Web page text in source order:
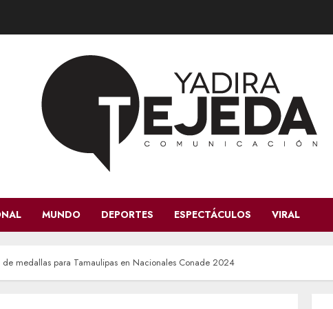
MUNDO DEPORTES ESPECTÁCULOS VIRAL
medallas para Tamaulipas en Nacionales Conade 2024